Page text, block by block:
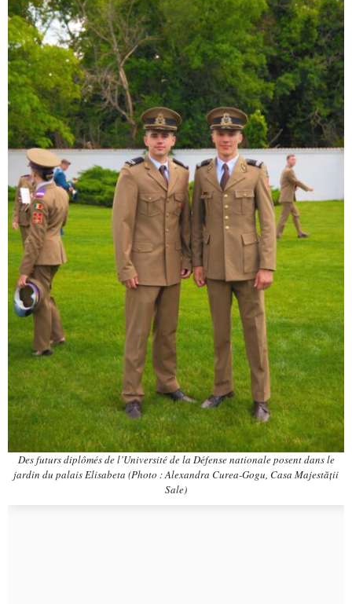
Des futurs diplômés de l’Université de la Défense nationale posent dans le
jardin du palais Elisabeta (Photo : Alexandra Curea-Gogu, Casa Majestății
Sale)